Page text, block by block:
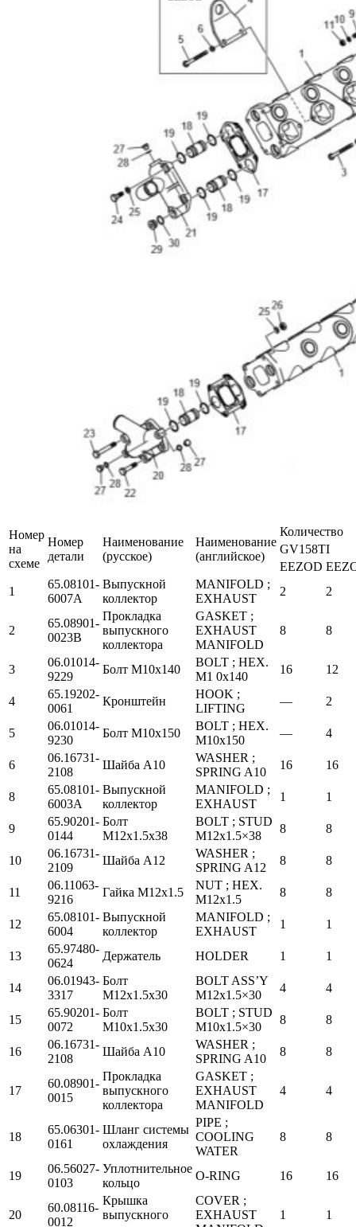
Номер
на
схеме
Номер
детали
Наименование
(русское)
Наименование
(английское)
Количество
GV158TI
EEZOD
1
65.08101-
6007А
Выпускной
коллектор
MANIFOLD ;
EXHAUST
2 2
2
65.08901-
0023В
Прокладка
выпускного
коллектора
GASKET ;
EXHAUST
MANIFOLD
8 8
3
06.01014-
9229
Болт М10х140
BOLT ; HEX.
M1 0x140
16 12
4
65.19202-
0061
Кронштейн
HOOK ;
LIFTING
— 2
5
06.01014-
9230
Болт М10х150
BOLT ; HEX.
M10x150
— 4
6
06.16731-
2108
Шайба А10
WASHER ;
SPRING A10
16 16
8
65.08101-
6003А
Выпускной
коллектор
MANIFOLD ;
EXHAUST
1 1
9
65.90201-
0144
Болт
М12х1.5х38
BOLT ; STUD
M12x1.5×38
8 8
10
06.16731-
2109
Шайба А12
WASHER ;
SPRING A12
8 8
11
06.11063-
9216
Гайка М12х1.5
NUT ; HEX.
M12x1.5
8 8
12
65.08101-
6004
Выпускной
коллектор
MANIFOLD ;
EXHAUST
1 1
13
65.97480-
0624
Держатель HOLDER 1 1
14
06.01943-
3317
Болт
М12х1.5х30
BOLT ASS’Y
M12x1.5×30
4 4
15
65.90201-
0072
Болт
М10х1.5х30
BOLT ; STUD
M10x1.5×30
8 8
16
06.16731-
2108
Шайба А10
WASHER ;
SPRING A10
8 8
17
60.08901-
0015
Прокладка
выпускного
коллектора
GASKET ;
EXHAUST
MANIFOLD
4 4
18
65.06301-
0161
Шланг системы
охлаждения
PIPE ;
COOLING
WATER
8 8
19
06.56027-
0103
Уплотнительное
кольцо
O-RING 16 16
20
60.08116-
0012
Крышка
выпускного
COVER ;
EXHAUST
1 1